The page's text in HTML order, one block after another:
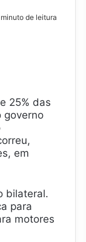
de leitura
25% das
governo
em
bilateral.
para
motores